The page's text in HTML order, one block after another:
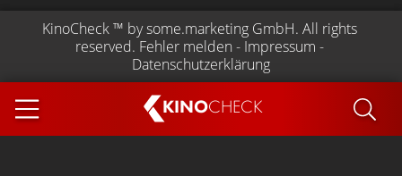
KINOCHECK
KinoCheck ™ by some.marketing GmbH. All rights
reserved. Fehler melden - Impressum -
Datenschutzerklärung